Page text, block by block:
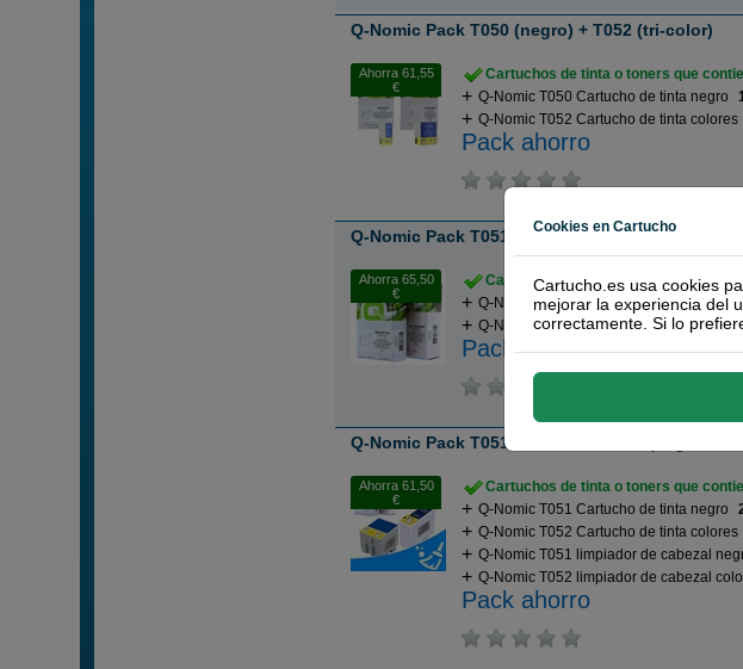
Q-Nomic Pack T050 (negro) + T052 (tri-color)
Ahorra 61,55
€
Cartuchos de tinta o toners que
Q-Nomic T050 Cartucho de tinta negro
Q-Nomic T052 Cartucho de tinta colores
Pack ahorro
Q-Nomic Pack T051 (negro) + T052 (tri-color)
Ahorra 65,50
€
Cartuchos de tinta o toners que
Q-Nomic T051 Cartucho de tinta negro
Q-Nomic T052 Cartucho de tinta colores
Pack ahorro
Q-Nomic Pack T051-T052 Cartuchos
Ahorra 61,50
€
Cartuchos de tinta o toners que
Q-Nomic T051 Cartucho de tinta negro
Q-Nomic T052 Cartucho de tinta colores
Q-Nomic T051 limpiador de cabezal
Q-Nomic T052 limpiador de cabezal
Pack ahorro
Cookies en Cartucho
Cartucho.es usa cookies
mejorar la experiencia del
correctamente. Si lo